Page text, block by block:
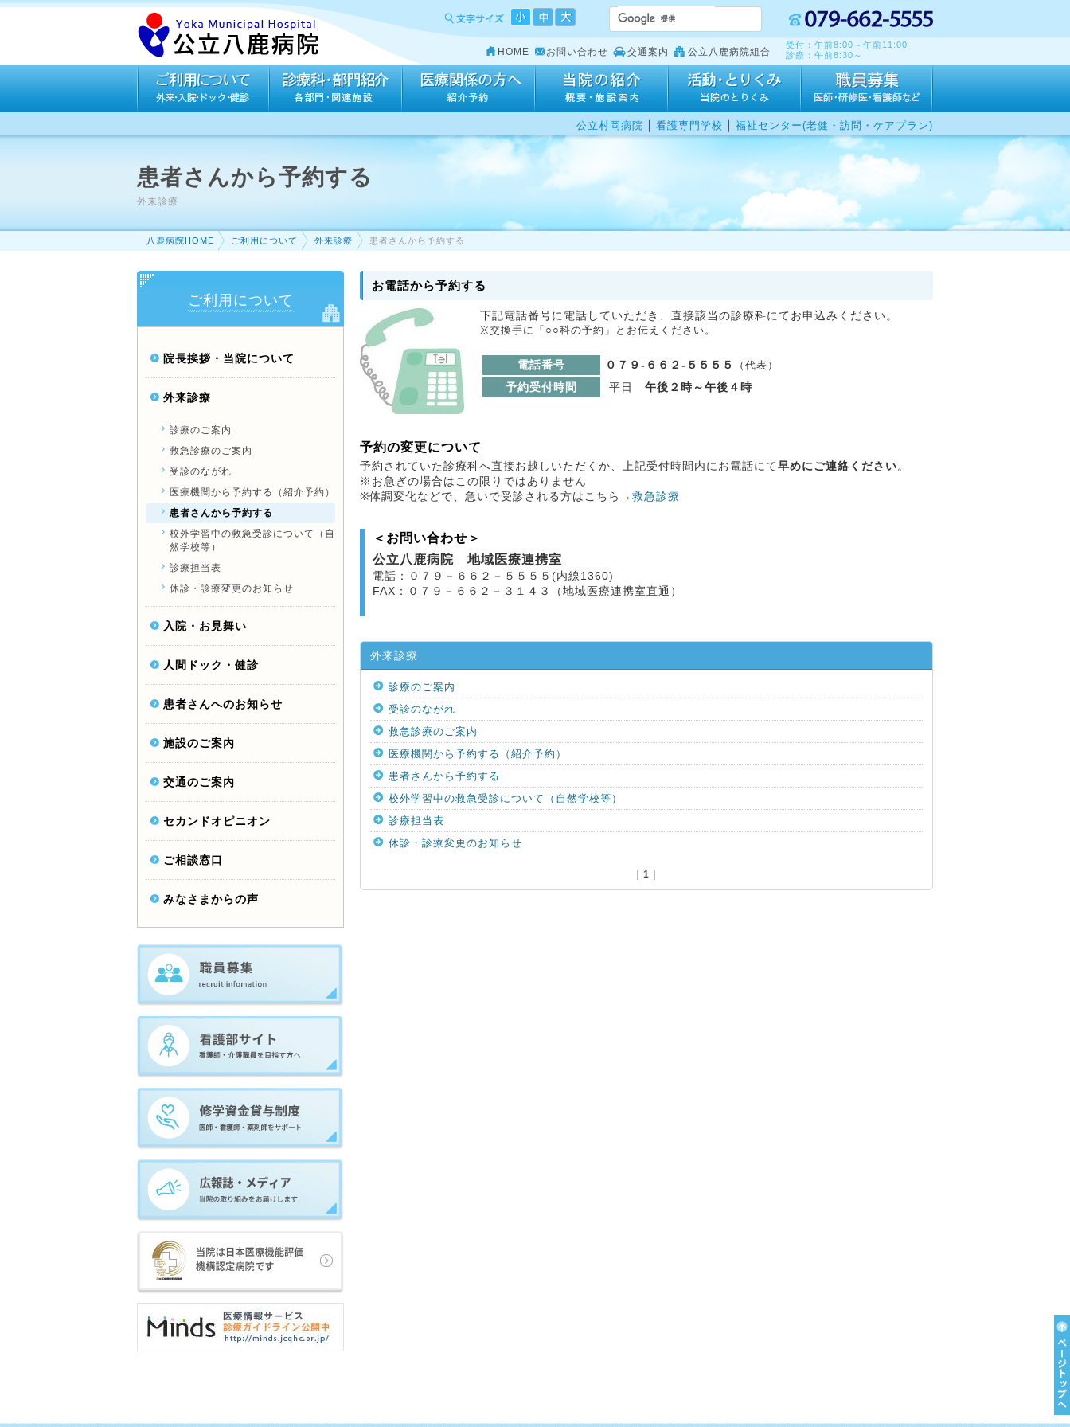
HOME お問い合わせ 交通案内 公立八鹿病院組合
受付：午前8:00～午前11:00
診療：午前8:30～
公立村岡病院 ｜ 看護専門学校 ｜ 福祉センター(老健・訪問・ケアプラン)
患者さんから予約する
外来診療
八鹿病院HOME ご利用について 外来診療 患者さんから予約する
お電話から予約する
下記電話番号に電話していただき、直接該当の診療科にてお申込みください。
※交換手に「○○科の予約」とお伝えください。
電話番号 ０７９-６６２-５５５５
（代表）
予約受付時間
平日 午後２時～午後４時
予約の変更について
予約されていた診療科へ直接お越しいただくか、上記受付時間内にお電話にて早めにご連絡ください。
※お急ぎの場合はこの限りではありません
※体調変化などで、急いで受診される方はこちら→ 救急診療
＜お問い合わせ＞
公立八鹿病院 地域医療連携室
電話：０７９－６６２－５５５５(内線1360)
FAX：０７９－６６２－３１４３（地域医療連携室直通）
外来診療
診療のご案内
受診のながれ
救急診療のご案内
医療機関から予約する（紹介予約）
患者さんから予約する
校外学習中の救急受診について（自然学校等）
診療担当表
休診・診療変更のお知らせ
1
ご利用について
院長挨拶・当院について
外来診療
診療のご案内
救急診療のご案内
受診のながれ
医療機関から予約する（紹介予約）
患者さんから予約する
校外学習中の救急受診について（自
然学校等）
診療担当表
休診・診療変更のお知らせ
入院・お見舞い
人間ドック・健診
患者さんへのお知らせ
施設のご案内
交通のご案内
セカンドオピニオン
ご相談窓口
みなさまからの声